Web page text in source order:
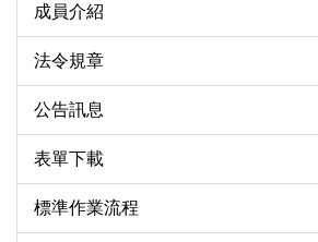
成員介紹
法令規章
公告訊息
表單下載
標準作業流程